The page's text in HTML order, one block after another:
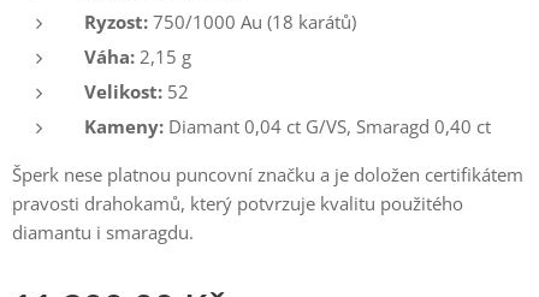
Ryzost: 750/1000 Au (18 karátů)
Váha: 2,15 g
Velikost: 52
Kameny: Diamant 0,04 ct G/VS, Smaragd 0,40 ct
Šperk nese platnou puncovní značku a je doložen certifikátem
pravosti drahokamů, který potvrzuje kvalitu použitého
diamantu i smaragdu.